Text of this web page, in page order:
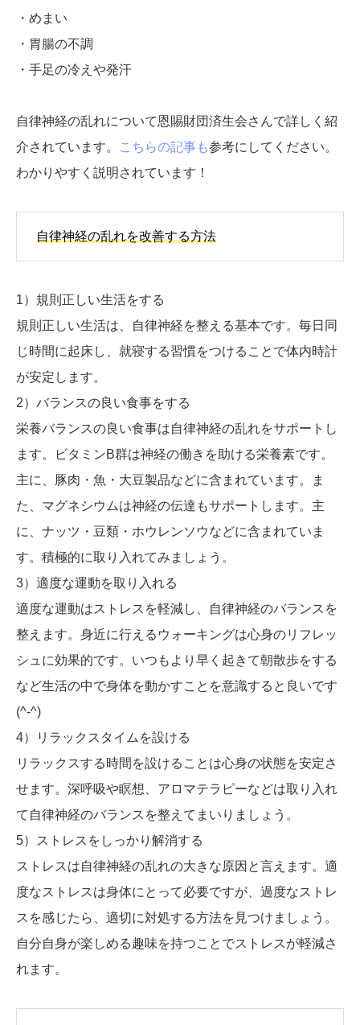
・めまい
・胃腸の不調
・手足の冷えや発汗
自律神経の乱れについて恩賜財団済生会さんで詳しく紹
介されています。
こちらの記事も参考にしてください。
わかりやすく説明されています！
自律神経の乱れを改善する方法
1）規則正しい生活をする
規則正しい生活は、自律神経を整える基本です。毎日同
じ時間に起床し、就寝する習慣をつけることで体内時計
が安定します。
2）バランスの良い食事をする
栄養バランスの良い食事は自律神経の乱れをサポートし
ます。ビタミンB群は神経の働きを助ける栄養素です。
主に、豚肉・魚・大豆製品などに含まれています。ま
た、マグネシウムは神経の伝達もサポートします。主
に、ナッツ・豆類・ホウレンソウなどに含まれていま
す。積極的に取り入れてみましょう。
3）適度な運動を取り入れる
適度な運動はストレスを軽減し、自律神経のバランスを
整えます。身近に行えるウォーキングは心身のリフレッ
シュに効果的です。いつもより早く起きて朝散歩をする
など生活の中で身体を動かすことを意識すると良いです
(^-^)
4）リラックスタイムを設ける
リラックスする時間を設けることは心身の状態を安定さ
せます。深呼吸や瞑想、アロマテラピーなどは取り入れ
て自律神経のバランスを整えてまいりましょう。
5）ストレスをしっかり解消する
ストレスは自律神経の乱れの大きな原因と言えます。適
度なストレスは身体にとって必要ですが、過度なストレ
スを感じたら、適切に対処する方法を見つけましょう。
自分自身が楽しめる趣味を持つことでストレスが軽減さ
れます。